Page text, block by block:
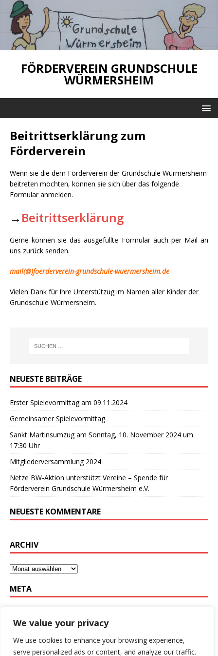
We value your privacy
We use cookies to enhance your browsing experience,
serve personalized ads or content, and analyze our traffic.
FÖRDERVEREIN GRUNDSCHULE
WÜRMERSHEIM
Beitrittserklärung zum
Förderverein
Wenn sie die dem Förderverein der Grundschule Würmersheim
beitreten möchten, können sie sich über das folgende
Formular anmelden.
→ Beitrittserklärung
Gerne können sie das ausgefüllte Formular auch per Mail an
uns zurück senden.
mail(@)foerderverein-grundschule-wuermersheim.de
Vielen Dank für Ihre Unterstützug im Namen aller Kinder der
Grundschule Würmersheim.
NEUESTE BEITRÄGE
Erster Spielevormittag am 09.11.2024
Gemeinsamer Spielevormittag
Sankt Martinsumzug am Sonntag, 10. November 2024 um
17:30 Uhr
Mitgliederversammlung 2024
Netze BW-Aktion unterstützt Vereine – Spende für
Förderverein Grundschule Würmersheim e.V.
NEUESTE KOMMENTARE
ARCHIV
META
Eintrags-Feed
Kommentar-Feed